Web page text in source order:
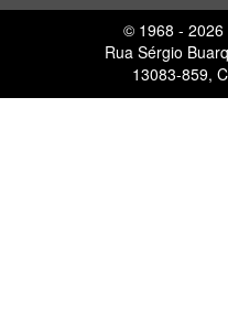
© 1968 - 2026
Rua Sérgio
13083-859,